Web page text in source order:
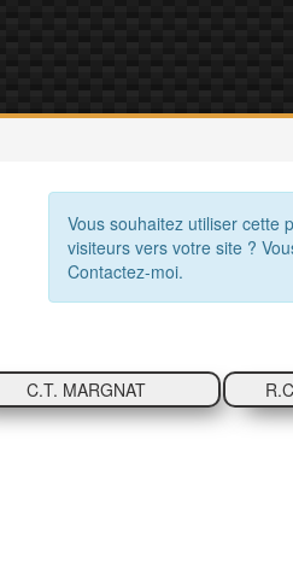
Vous souhaitez utiliser cette
visiteurs vers votre site ?
Contactez-moi.
C.T. MARGNAT